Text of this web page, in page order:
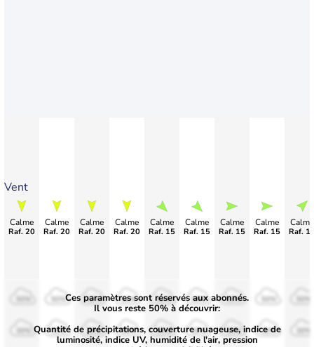
Vent
Calme
Raf. 20
Calme
Raf. 20
Calme
Raf. 20
Calme
Raf. 20
Calme
Raf. 15
Calme
Raf. 15
Calme
Raf. 15
Calme
Raf. 15
Calme
Raf.
50%
30%
50%
30%
50%
30%
50%
30%
50%
30%
50%
30%
50%
30%
Ces paramètres sont réservés aux abonnés.
Il vous reste 50% à découvrir:
Quantité de précipitations, couverture nuageuse, indice de
luminosité, indice UV, humidité de l'air, pression